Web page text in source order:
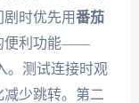
时优先用番茄
便利功能——
。测试连接时观
少跳转。第二